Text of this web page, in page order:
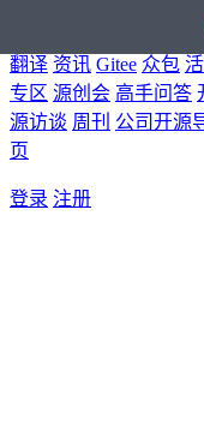
翻译 资讯 Gitee 众包
专区 源创会 高手问答
源访谈 周刊 公司开源
页
登录 注册